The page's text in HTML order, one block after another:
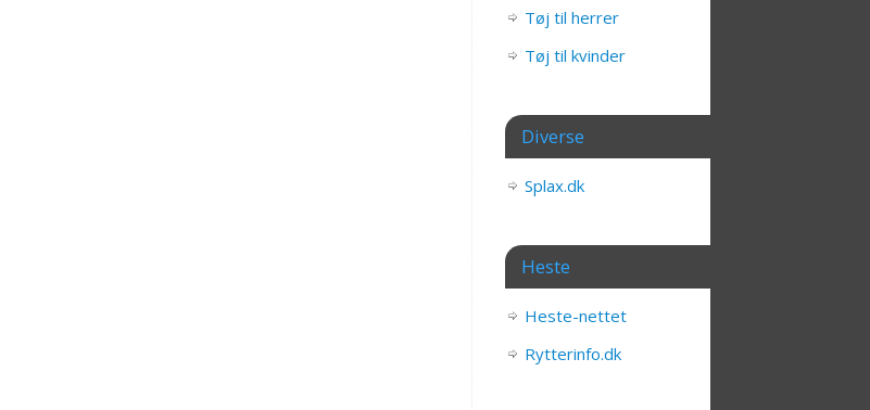
Tøj til herrer
Tøj til kvinder
Diverse
Splax.dk
Heste
Heste-nettet
Rytterinfo.dk